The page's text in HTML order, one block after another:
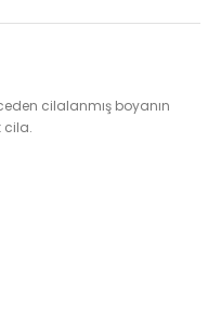
cilalanmış boyanın
cila.